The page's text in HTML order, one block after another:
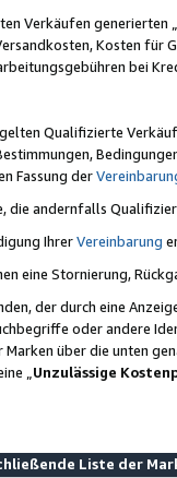
Verkäufen generierten „
Kosten für
bei
Qualifizierte
Fassung der
die andernfalls
IhrerVereinbarung
eine Stornierung,
der durch eine
oder andere
über die unten
„ Unzulässige
Liste der